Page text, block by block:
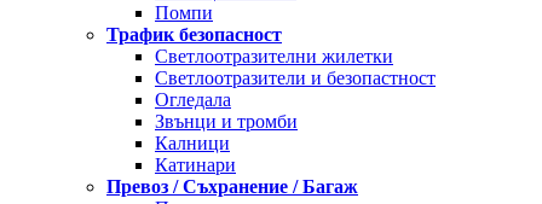
Помпи
Трафик безопасност
Светлоотразителни жилетки
Светлоотразители и безопастност
Огледала
Звънци и тромби
Калници
Катинари
Превоз / Съхранение / Багаж